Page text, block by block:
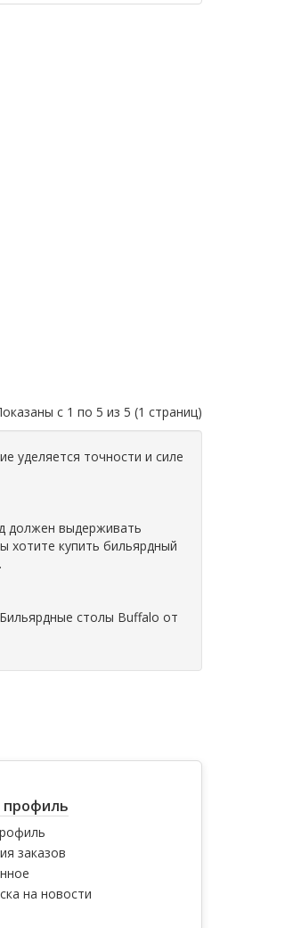
с 1 по 5 из 5 (1 страниц)
уделяется точности и силе
должен выдерживать
хотите купить бильярдный
столы Buffalo от
заказов
на новости